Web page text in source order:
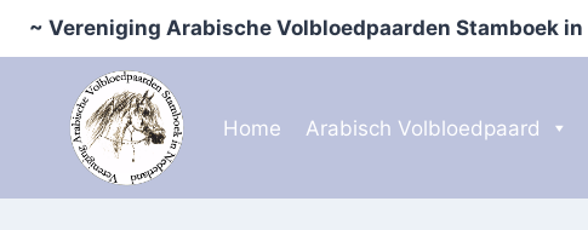
Doorgaan
~ Vereniging Arabische Volbloedpaarden Stamboek
Home Arabisch Volbloedpaard